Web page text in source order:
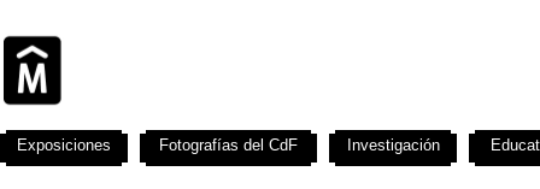
Exposiciones Fotografías del CdF Investigación